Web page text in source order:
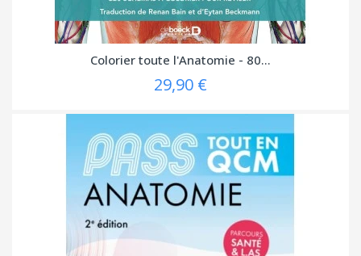
Colorier toute l'Anatomie - 80...
29,90 €